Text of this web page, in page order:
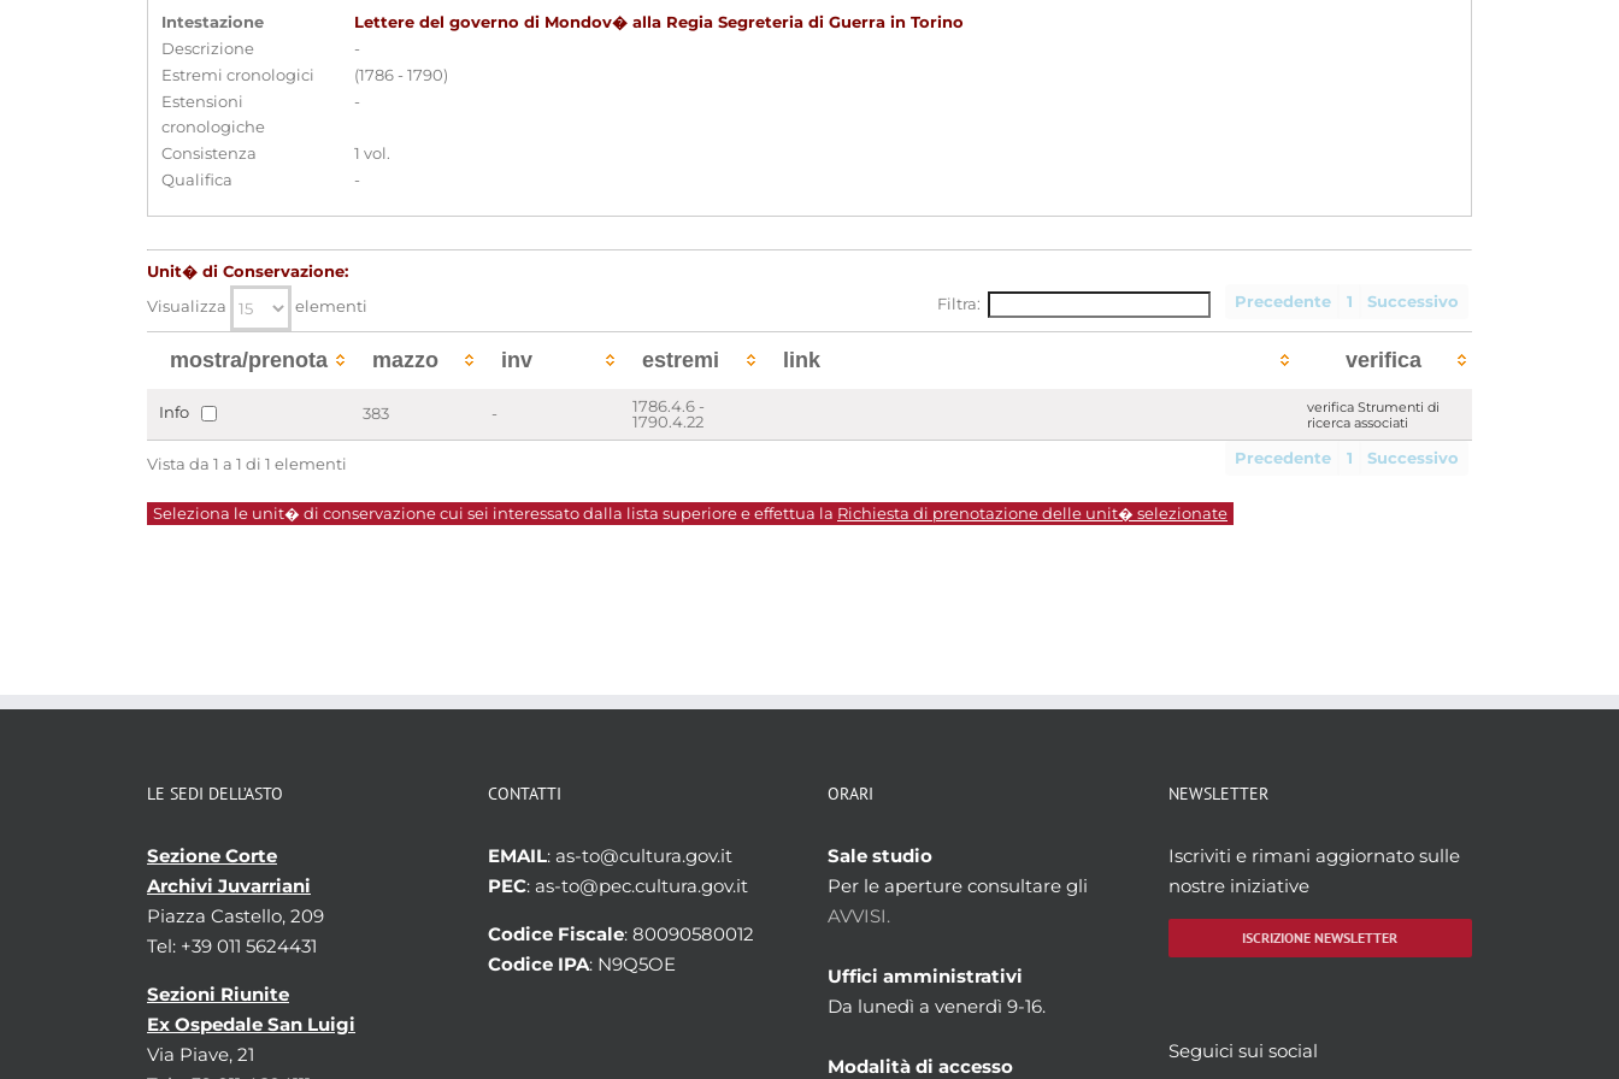
Intestazione
Lettere del governo di Mondov� alla Regia Segreteria di Guerra in Torino
Descrizione
-
Estremi cronologici
(1786 - 1790)
Estensioni
cronologiche
-
Consistenza
1 vol.
Qualifica
-
Unit� di Conservazione:
Precedente
1 Successivo
Visualizza elementi Filtra:
mostra/prenota mazzo inv estremi link verifica
Info 383 -
1786.4.6 -
1790.4.22
verifica Strumenti di
ricerca associati
Vista da 1 a 1 di 1 elementi Precedente 1 Successivo
Seleziona le unit� di conservazione cui sei interessato dalla lista superiore e effettua la Richiesta di prenotazione delle unit� selezionate
LE SEDI DELL’ASTO
Sezione Corte
Archivi Juvarriani
Piazza Castello, 209
Tel: +39 011 5624431
Sezioni Riunite
Ex Ospedale San Luigi
Via Piave, 21
CONTATTI
EMAIL: as-to@cultura.gov.it
PEC: as-to@pec.cultura.gov.it
Codice Fiscale: 80090580012
Codice IPA: N9Q5OE
ORARI
Sale studio
Per le aperture consultare gli
AVVISI.
Uffici amministrativi
Da lunedì a venerdì 9-16.
Modalità di accesso
NEWSLETTER
Iscriviti e rimani aggiornato sulle
nostre iniziative
ISCRIZIONE NEWSLETTER
Seguici sui social